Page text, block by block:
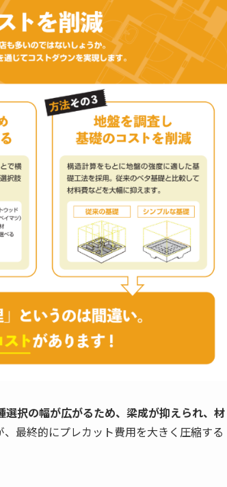
選択の幅が広がるため、梁成が抑えられ、材
最終的にプレカット費用を大きく圧縮する